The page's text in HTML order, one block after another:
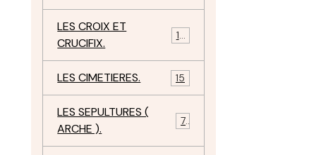
LES CROIX ET
CRUCIFIX.
18
LES CIMETIERES. 15
LES SEPULTURES (
ARCHE ).
7